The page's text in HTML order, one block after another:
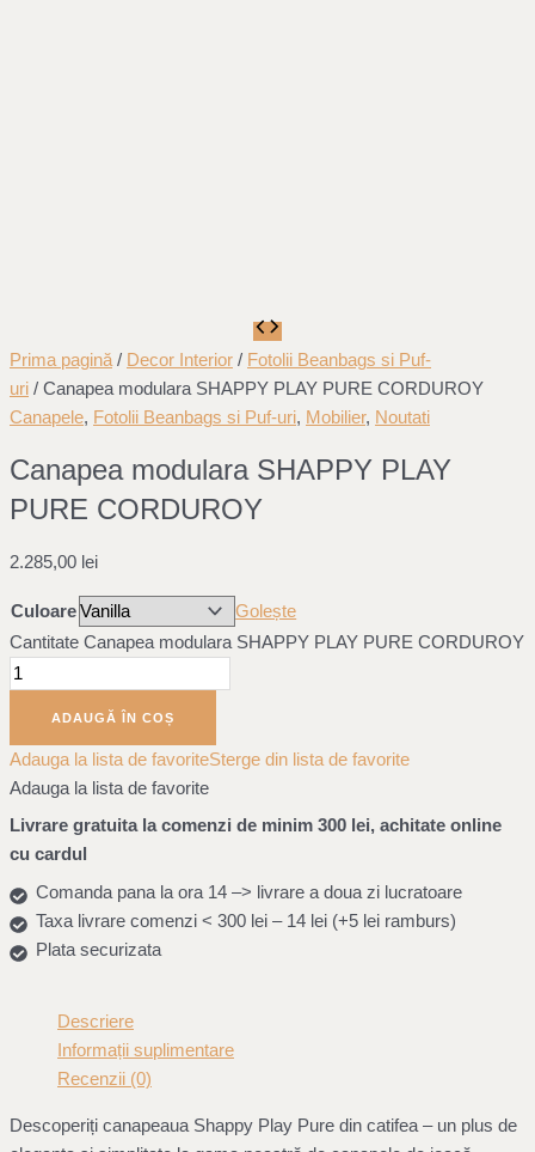
Prima pagină / Decor Interior / Fotolii Beanbags si Puf-
uri / Canapea modulara SHAPPY PLAY PURE CORDUROY
Canapele, Fotolii Beanbags si Puf-uri, Mobilier, Noutati
Canapea modulara SHAPPY PLAY
PURE CORDUROY
2.285,00 lei
Culoare
Golește
Cantitate Canapea modulara SHAPPY PLAY PURE CORDUROY
ADAUGĂ ÎN COȘ
Adauga la lista de favoriteSterge din lista de favorite
Adauga la lista de favorite
Livrare gratuita la comenzi de minim 300 lei, achitate online
cu cardul
Comanda pana la ora 14 –> livrare a doua zi lucratoare
Taxa livrare comenzi < 300 lei – 14 lei (+5 lei ramburs)
Plata securizata
Descriere
Informații suplimentare
Recenzii (0)
Descoperiți canapeaua Shappy Play Pure din catifea – un plus de